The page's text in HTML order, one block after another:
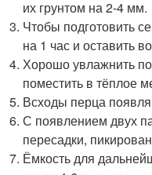
их грунтом на 2-4 мм.
Чтобы подготовить
на 1 час и оставить
Хорошо увлажнить
поместить в тёплое
Всходы перца
С появлением двух
пересадки,
Ёмкость для